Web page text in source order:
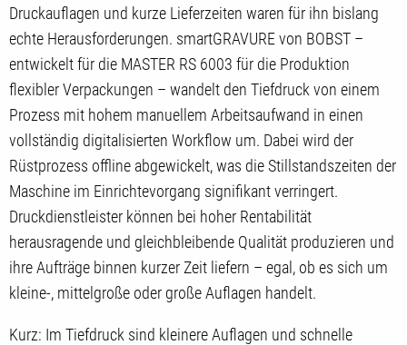
Druckauflagen und kurze Lieferzeiten waren für ihn bislang
echte Herausforderungen. smartGRAVURE von BOBST –
entwickelt für die MASTER RS 6003 für die Produktion
flexibler Verpackungen – wandelt den Tiefdruck von einem
Prozess mit hohem manuellem Arbeitsaufwand in einen
vollständig digitalisierten Workflow um. Dabei wird der
Rüstprozess offline abgewickelt, was die Stillstandszeiten der
Maschine im Einrichtevorgang signifikant verringert.
Druckdienstleister können bei hoher Rentabilität
herausragende und gleichbleibende Qualität produzieren und
ihre Aufträge binnen kurzer Zeit liefern – egal, ob es sich um
kleine-, mittelgroße oder große Auflagen handelt.
Kurz: Im Tiefdruck sind kleinere Auflagen und schnelle